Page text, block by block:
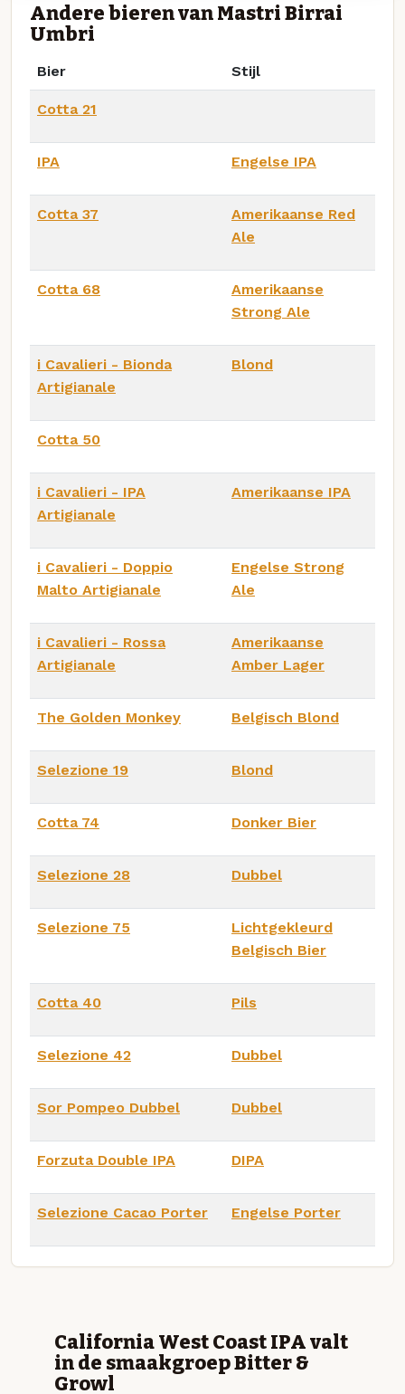
Andere bieren van Mastri Birrai
Umbri
Bier Stijl
Cotta 21
IPA Engelse IPA
Cotta 37
Amerikaanse Red
Ale
Cotta 68
Amerikaanse
Strong Ale
i Cavalieri - Bionda
Artigianale
Blond
Cotta 50
i Cavalieri - IPA
Artigianale
Amerikaanse IPA
i Cavalieri - Doppio
Malto Artigianale
Engelse Strong
Ale
i Cavalieri - Rossa
Artigianale
Amerikaanse
Amber Lager
The Golden Monkey Belgisch Blond
Selezione 19 Blond
Cotta 74 Donker Bier
Selezione 28 Dubbel
Selezione 75
Lichtgekleurd
Belgisch Bier
Cotta 40 Pils
Selezione 42 Dubbel
Sor Pompeo Dubbel Dubbel
Forzuta Double IPA DIPA
Selezione Cacao Porter Engelse Porter
California West Coast IPA valt
in de smaakgroep Bitter &
Growl